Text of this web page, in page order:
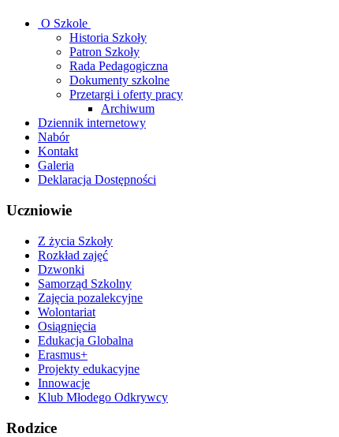
O Szkole
Historia Szkoły
Patron Szkoły
Rada Pedagogiczna
Dokumenty szkolne
Przetargi i oferty pracy
Archiwum
Dziennik internetowy
Nabór
Kontakt
Galeria
Deklaracja Dostępności
Uczniowie
Z życia Szkoły
Rozkład zajęć
Dzwonki
Samorząd Szkolny
Zajęcia pozalekcyjne
Wolontariat
Osiągnięcia
Edukacja Globalna
Erasmus+
Projekty edukacyjne
Innowacje
Klub Młodego Odkrywcy
Rodzice